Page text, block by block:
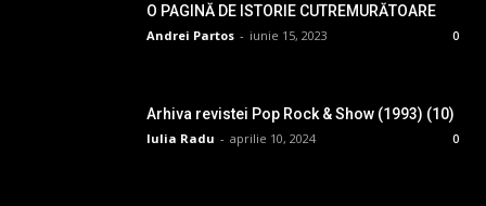
O PAGINĂ DE ISTORIE CUTREMURĂTOARE
Andrei Partos - iunie 15, 2023 0
Arhiva revistei Pop Rock & Show (1993) (10)
Iulia Radu - aprilie 10, 2024 0